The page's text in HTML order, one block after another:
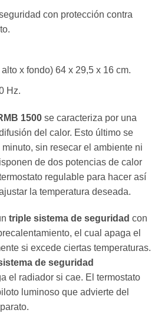
con protección contra
x fondo) 64 x 29,5 x 16 cm.
Hz.
1500 se caracteriza por una
del calor. Esto último se
sin resecar el ambiente ni
de dos potencias de calor
regulable para hacer así
la temperatura deseada.
triple sistema de seguridad con
el cual apaga el
si excede ciertas temperaturas.
de seguridad
el radiador si cae. El termostato
luminoso que advierte del